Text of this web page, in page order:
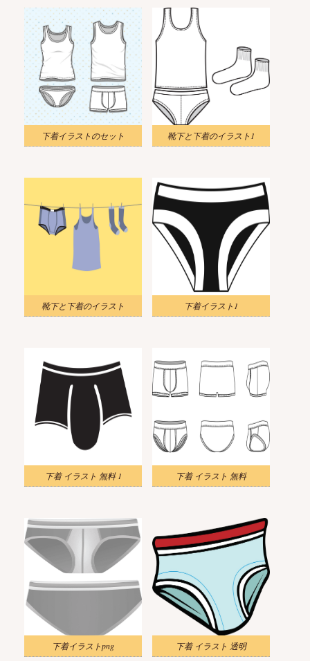
下着イラストのセット 靴下と下着のイラスト1
靴下と下着のイラスト 下着イラスト1
下着 イラスト 無料 1 下着 イラスト 無料
下着イラストpng 下着 イラスト 透明